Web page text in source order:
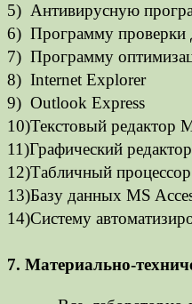
5) Антивирусную
6) Программу проверки
7) Программу
8) Internet Explorer
9) Outlook Express
10)Текстовый редактор
11)Графический
12)Табличный
13)Базу данных MS
14)Систему
7. Материально-